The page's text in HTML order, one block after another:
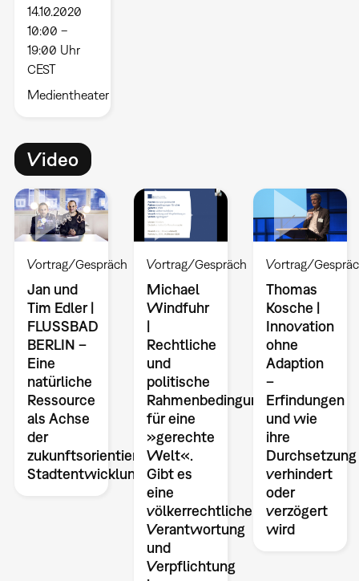
14.10.2020
10:00 –
19:00 Uhr
CEST
Medientheater
Video
Vortrag/Gespräch
Jan und
Tim Edler |
FLUSSBAD
BERLIN –
Eine
natürliche
Ressource
als Achse
der
zukunftsorientierten
Stadtentwicklung
Vortrag/Gespräch
Michael
Windfuhr
|
Rechtliche
und
politische
Rahmenbedingungen
für eine
»gerechte
Welt«.
Gibt es
eine
völkerrechtliche
Verantwortung
und
Verpflichtung
Vortrag/
Thomas
Kosche |
Innovation
ohne
Adaption
–
Erfindungen
und wie
ihre
Durchsetzung
verhindert
oder
verzögert
wird